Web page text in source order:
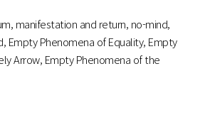
manifestation and return, no-mind,
Empty Phenomena of Equality, Empty
Arrow, Empty Phenomena of the